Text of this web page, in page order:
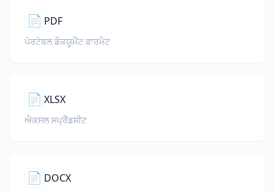
📄 PDF
ਪੋਰਟੇਬਲ ਡੌਕਯੂਮੈਂਟ ਫਾਰਮੈਟ
📄 XLSX
ਐਕਸਲ ਸਪ੍ਰੈੱਡਸ਼ੀਟ
📄 DOCX